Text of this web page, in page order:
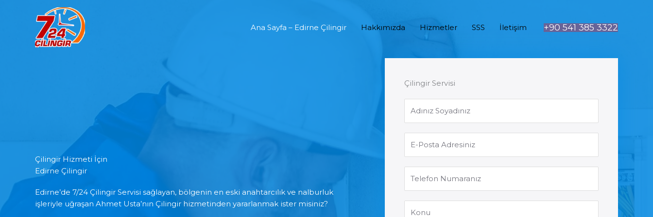
Ana Sayfa – Edirne Çilingir
Hakkımızda Hizmetler SSS İletişim +90 541 385 3322
Çilingir Hizmeti İçin
Edirne Çilingir
Edirne’de 7/24 Çilingir Servisi sağlayan, bölgenin en eski anahtarcılık ve nalburluk
işleriyle uğraşan Ahmet Usta’nın Çilingir hizmetinden yararlanmak ister misiniz?
Çilingir Servisi